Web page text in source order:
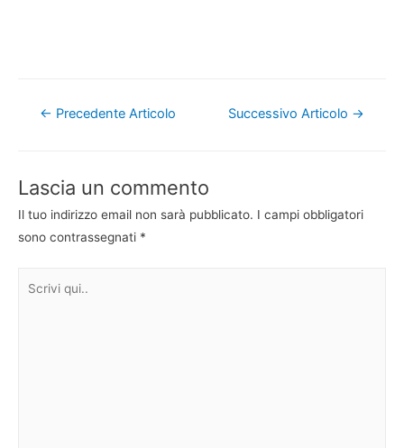
Navigazione
← Precedente Articolo Successivo Articolo →
Lascia un commento
Il tuo indirizzo email non sarà pubblicato. I campi obbligatori
sono contrassegnati *